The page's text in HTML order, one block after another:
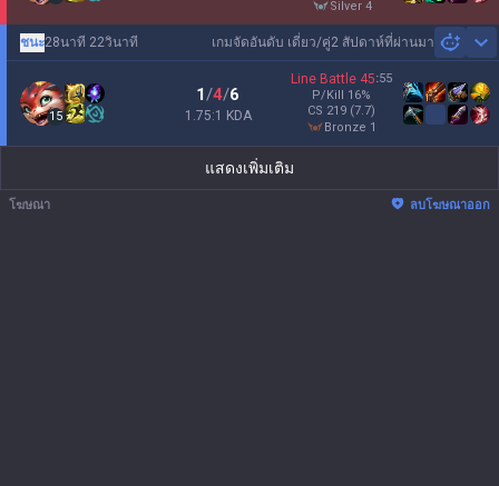
silver 4
เกมจัดอันดับ เดี่ยว/คู่2 สัปดาห์ที่ผ่านมา
ชนะ28นาที 22วินาที
15
1/4/6
1.75:1 KDA
Line Battle 45:55
P/Kill 16%
CS 219 (7.7)
bronze 1
แสดงเพิ่มเติม
โฆษณา ลบโฆษณาออก